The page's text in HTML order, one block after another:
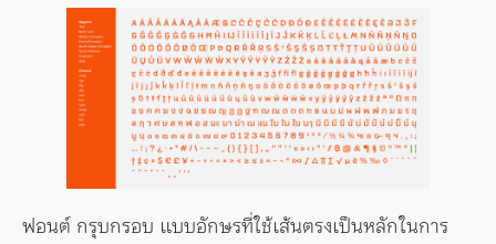
ฟอนต์ กรุบกรอบ แบบอักษรที่ใช้เส้นตรงเป็นหลักในการ